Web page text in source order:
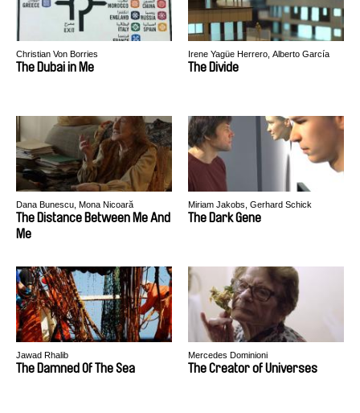
Christian Von Borries
The Dubai in Me
Irene Yagüe Herrero, Alberto García
Ortiz
The Divide
Dana Bunescu, Mona Nicoară
The Distance Between Me And
Me
Miriam Jakobs, Gerhard Schick
The Dark Gene
Jawad Rhalib
The Damned Of The Sea
Mercedes Dominioni
The Creator of Universes